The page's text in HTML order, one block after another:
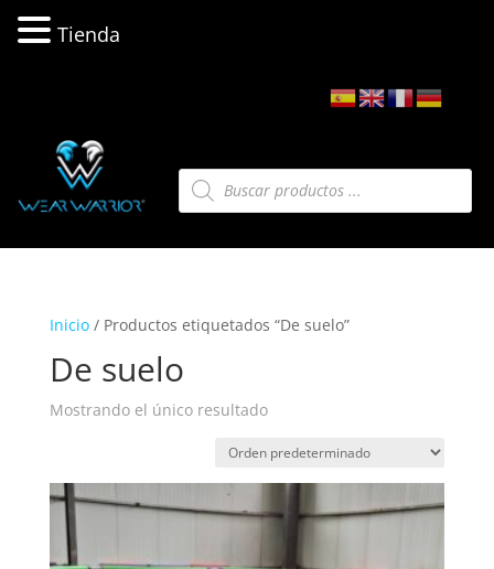
Búsqueda
de
productos
Inicio/ Productos etiquetados “De suelo”
De suelo
Mostrando el único resultado
Tienda